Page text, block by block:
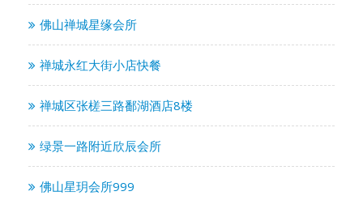
佛山禅城星缘会所
禅城永红大街小店快餐
禅城区张槎三路鄱湖酒店8楼
绿景一路附近欣辰会所
佛山星玥会所999